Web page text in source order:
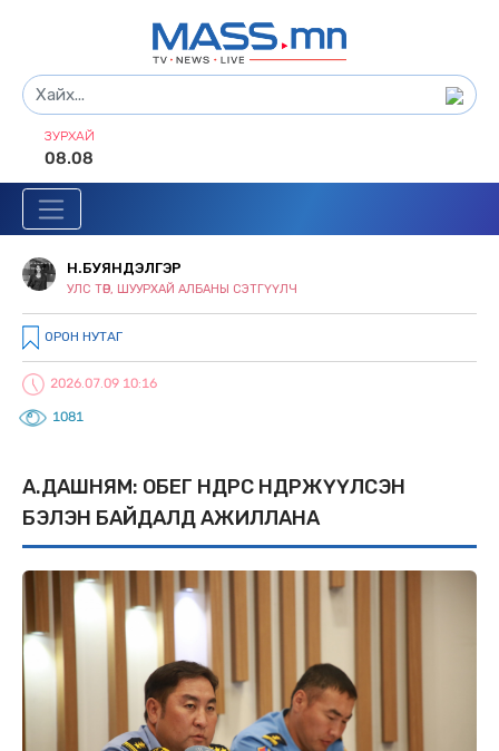
ЗУРХАЙ
08.08
Н.БУЯНДЭЛГЭР
УЛС ТӨР, ШУУРХАЙ АЛБАНЫ СЭТГҮҮЛЧ
ОРОН НУТАГ
2026.07.09 10:16
1081
А.ДАШНЯМ: ОБЕГ ӨНӨӨДРӨӨС ӨНДӨРЖҮҮЛСЭН
БЭЛЭН БАЙДАЛД АЖИЛЛАНА